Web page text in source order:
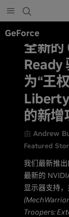
to
main
content
GeForce
全新的
Ready
为“王
的新增
由Andrew
Featured
我们最新推
最新的
显示器支持
(MechWarrior
Troopers: